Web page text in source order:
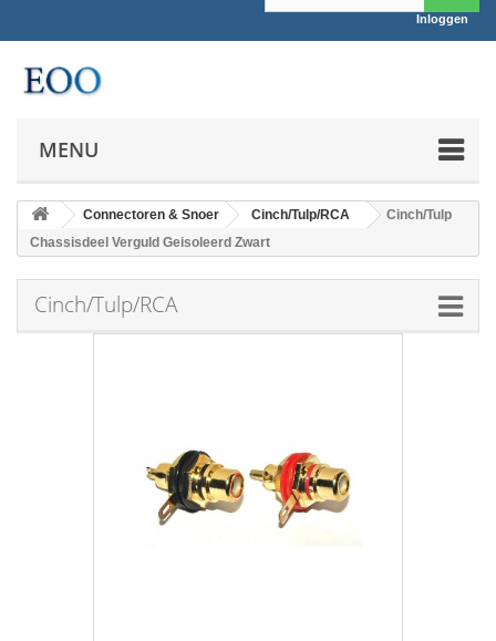
Inloggen
MENU
Connectoren & Snoer Cinch/Tulp/RCA
Cinch/Tulp
Chassisdeel Verguld Geisoleerd Zwart
Cinch/Tulp/RCA